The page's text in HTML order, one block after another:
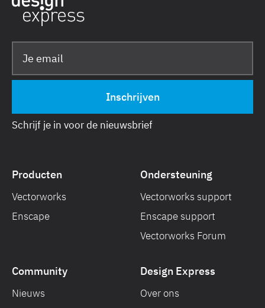
Schrijf je in voor de nieuwsbrief
Producten
Vectorworks
Enscape
Ondersteuning
Vectorworks support
Enscape support
Vectorworks Forum
Community
Nieuws
Design Express
Over ons